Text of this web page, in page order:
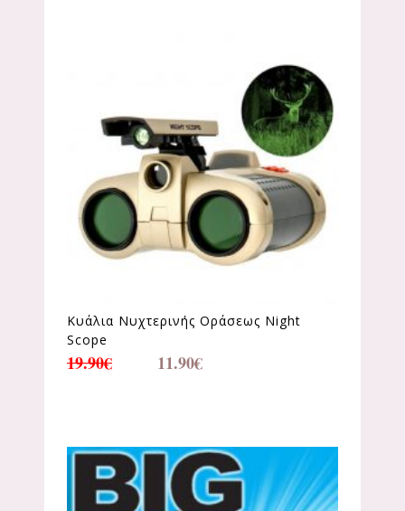
Κυάλια Νυχτερινής Οράσεως Night
Scope
19.90€ 11.90€